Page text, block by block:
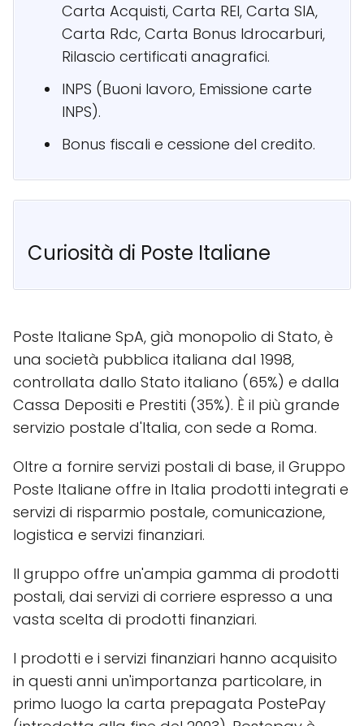
Carta Acquisti, Carta REI, Carta SIA,
Carta Rdc, Carta Bonus Idrocarburi,
Rilascio certificati anagrafici.
INPS (Buoni lavoro, Emissione carte
INPS).
Bonus fiscali e cessione del credito.
Curiosità di Poste Italiane
Poste Italiane SpA, già monopolio di Stato, è
una società pubblica italiana dal 1998,
controllata dallo Stato italiano (65%) e dalla
Cassa Depositi e Prestiti (35%). È il più grande
servizio postale d'Italia, con sede a Roma.
Oltre a fornire servizi postali di base, il Gruppo
Poste Italiane offre in Italia prodotti integrati e
servizi di risparmio postale, comunicazione,
logistica e servizi finanziari.
Il gruppo offre un'ampia gamma di prodotti
postali, dai servizi di corriere espresso a una
vasta scelta di prodotti finanziari.
I prodotti e i servizi finanziari hanno acquisito
in questi anni un'importanza particolare, in
primo luogo la carta prepagata PostePay